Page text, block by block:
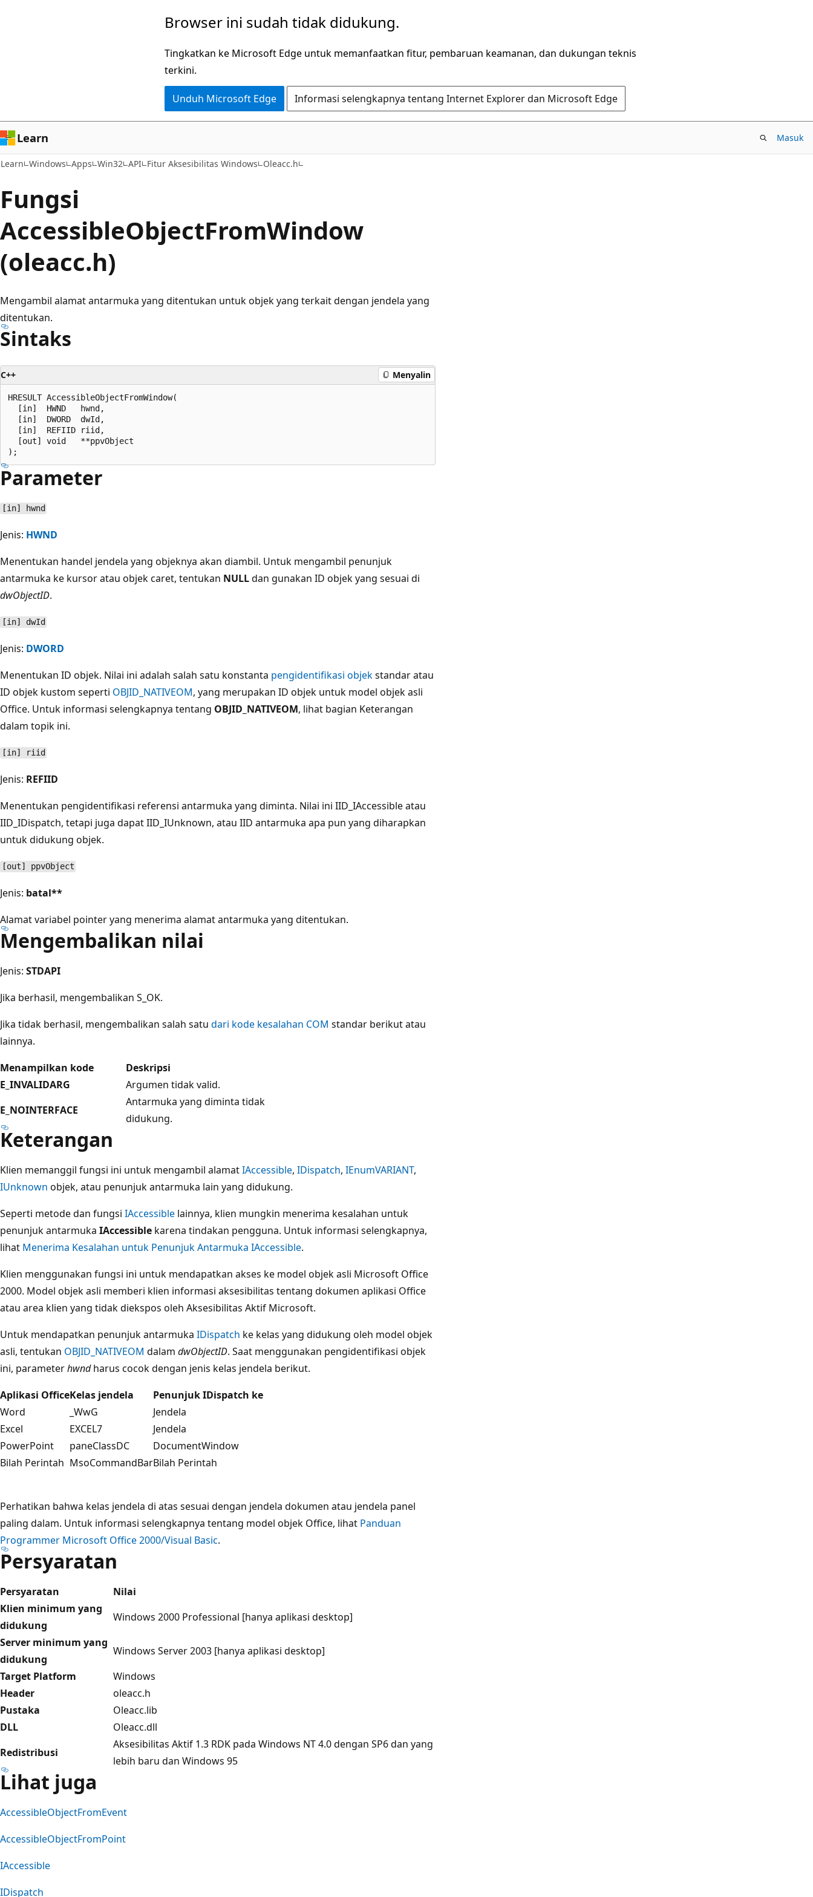
Browser ini sudah tidak didukung.
Tingkatkan ke Microsoft Edge untuk memanfaatkan fitur, pembaruan keamanan, dan dukungan teknis
terkini.
Unduh Microsoft Edge Informasi selengkapnya tentang Internet Explorer dan Microsoft Edge
Learn Masuk
Learn Windows Apps Win32 API Fitur Aksesibilitas Windows Oleacc.h
Fungsi
AccessibleObjectFromWindow
(oleacc.h)
Mengambil alamat antarmuka yang ditentukan untuk objek yang terkait dengan jendela yang
ditentukan.
Sintaks
C++ Menyalin
HRESULT AccessibleObjectFromWindow(
  [in]  HWND   hwnd,
  [in]  DWORD  dwId,
  [in]  REFIID riid,
  [out] void   **ppvObject
Parameter
[in] hwnd
Jenis: HWND
Menentukan handel jendela yang objeknya akan diambil. Untuk mengambil penunjuk
antarmuka ke kursor atau objek caret, tentukan NULLdan gunakan ID objek yang sesuai di
dwObjectID.
[in] dwId
Jenis: DWORD
Menentukan ID objek. Nilai ini adalah salah satu konstanta pengidentifikasi objekstandar atau
ID objek kustom seperti OBJID_NATIVEOM, yang merupakan ID objek untuk model objek asli
Office. Untuk informasi selengkapnya tentang OBJID_NATIVEOM, lihat bagian Keterangan
dalam topik ini.
[in] riid
Jenis: REFIID
Menentukan pengidentifikasi referensi antarmuka yang diminta. Nilai ini IID_IAccessible atau
IID_IDispatch, tetapi juga dapat IID_IUnknown, atau IID antarmuka apa pun yang diharapkan
untuk didukung objek.
[out] ppvObject
Jenis: batal**
Alamat variabel pointer yang menerima alamat antarmuka yang ditentukan.
Mengembalikan nilai
Jenis: STDAPI
Jika berhasil, mengembalikan S_OK.
Jika tidak berhasil, mengembalikan salah satu dari kode kesalahan COM standar berikut atau
lainnya.
Menampilkan kode
Deskripsi
E_INVALIDARG
Argumen tidak valid.
E_NOINTERFACE
Antarmuka yang diminta tidak
didukung.
Keterangan
Klien memanggil fungsi ini untuk mengambil alamatIAccessible, IDispatch, IEnumVARIANT,
IUnknown objek, atau penunjuk antarmuka lain yang didukung.
Seperti metode dan fungsi IAccessible lainnya, klien mungkin menerima kesalahan untuk
penunjuk antarmuka IAccessible karena tindakan pengguna. Untuk informasi selengkapnya,
lihat Menerima Kesalahan untuk Penunjuk Antarmuka IAccessible.
Klien menggunakan fungsi ini untuk mendapatkan akses ke model objek asli Microsoft Office
2000. Model objek asli memberi klien informasi aksesibilitas tentang dokumen aplikasi Office
atau area klien yang tidak diekspos oleh Aksesibilitas Aktif Microsoft.
Untuk mendapatkan penunjuk antarmuka IDispatch ke kelas yang didukung oleh model objek
asli, tentukan OBJID_NATIVEOM dalam dwObjectID. Saat menggunakan pengidentifikasi objek
ini, parameterhwndharus cocok dengan jenis kelas jendela berikut.
Aplikasi OfficeKelas jendela
Penunjuk IDispatch ke
Word
_WwG
Jendela
Excel
EXCEL7
Jendela
PowerPoint
paneClassDC
DocumentWindow
Bilah Perintah MsoCommandBarBilah Perintah
Perhatikan bahwa kelas jendela di atas sesuai dengan jendela dokumen atau jendela panel
paling dalam. Untuk informasi selengkapnya tentang model objek Office, lihat Panduan
Programmer Microsoft Office 2000/Visual Basic.
Persyaratan
Persyaratan
Nilai
Klien minimum yang
didukung
Windows 2000 Professional [hanya aplikasi desktop]
Server minimum yang
didukung
Windows Server 2003 [hanya aplikasi desktop]
Target Platform
Windows
Header
oleacc.h
Pustaka
Oleacc.lib
DLL
Oleacc.dll
Redistribusi
Aksesibilitas Aktif 1.3 RDK pada Windows NT 4.0 dengan SP6 dan yang
lebih baru dan Windows 95
Lihat juga
AccessibleObjectFromEvent
AccessibleObjectFromPoint
IAccessible
IDispatch